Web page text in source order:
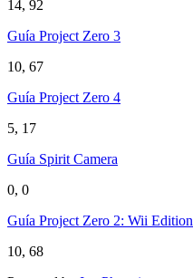
14, 92
Guía Project Zero 3
10, 67
Guía Project Zero 4
5, 17
Guía Spirit Camera
0, 0
Guía Project Zero 2: Wii Edition
10, 68